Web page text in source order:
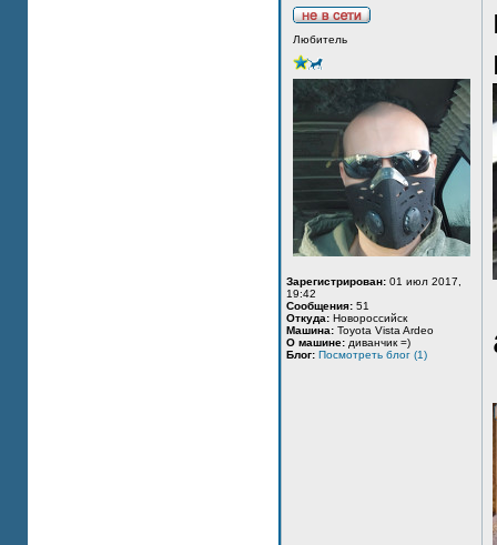
Любитель
Зарегистрирован: 01 июл 2017,
19:42
Сообщения: 51
Откуда: Новороссийск
Машина: Toyota Vista Ardeo
О машине: диванчик =)
Блог: Посмотреть блог (1)